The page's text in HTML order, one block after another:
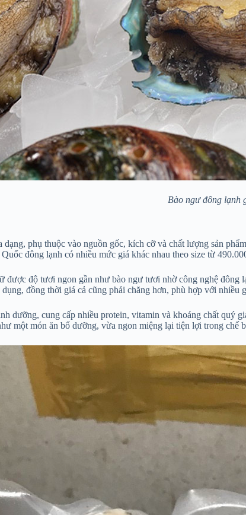
Bào ngư đông lạnh
phụ thuộc vào nguồn gốc, kích cỡ và chất lượng sản
đông lạnh có nhiều mức giá khác nhau theo size từ
được độ tươi ngon gần như bào ngư tươi nhờ công nghệ
đồng thời giá cả cũng phải chăng hơn, phù hợp với
dưỡng, cung cấp nhiều protein, vitamin và khoáng chất
một món ăn bổ dưỡng, vừa ngon miệng lại tiện lợi trong chế